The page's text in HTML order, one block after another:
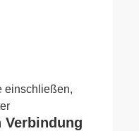
einschließen,